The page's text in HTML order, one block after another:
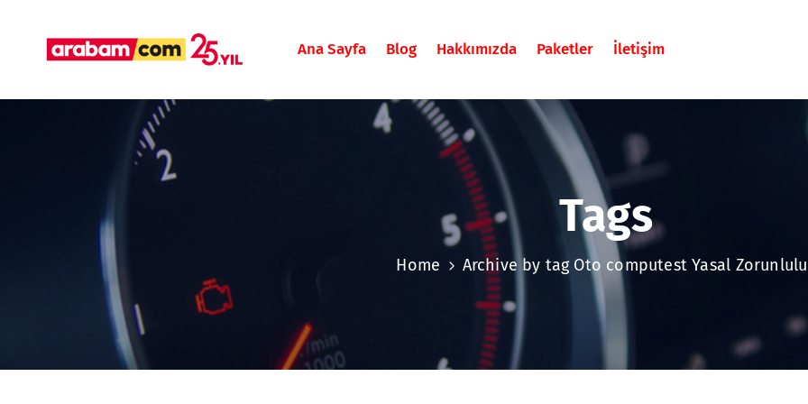
Ana Sayfa Blog Hakkımızda Paketler İletişim
Tags
Home Archive by tag Oto computest Yasal